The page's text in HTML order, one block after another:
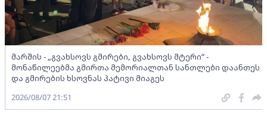
მარშის - „გვახსოვს გმირები, გვახსოვს მტერი” -
მონაწილეებმა გმირთა მემორიალთან სანთლები დაანთეს
და გმირების ხსოვნას პატივი მიაგეს
2026/08/07 21:51